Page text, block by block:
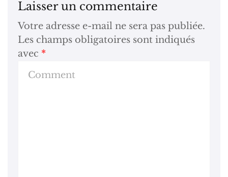
Laisser un commentaire
Votre adresse e-mail ne sera pas publiée.
Les champs obligatoires sont indiqués
avec *